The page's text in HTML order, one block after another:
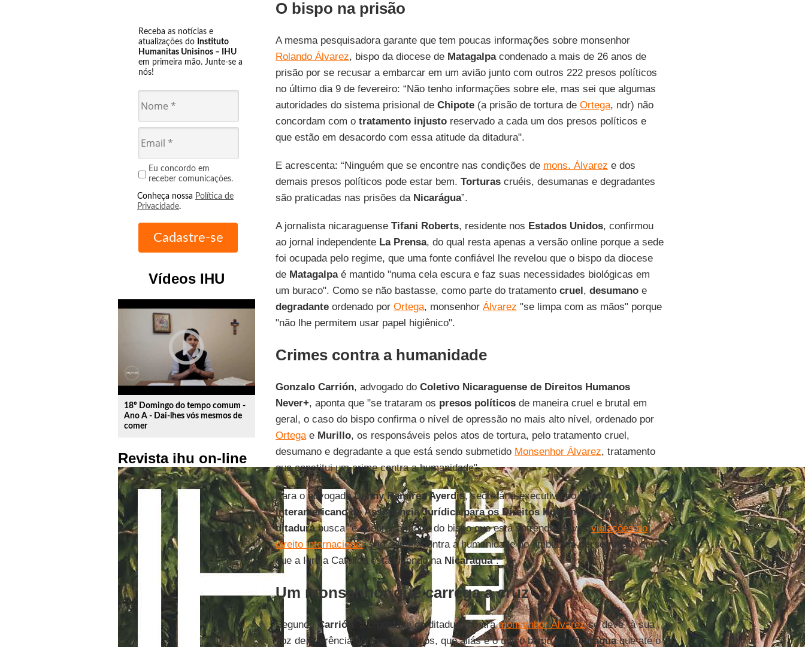
Receba as notícias e
atualizações do Instituto
Humanitas Unisinos – IHU
em primeira mão. Junte-se a
nós!
Eu concordo em
receber comunicações.
Conheça nossa Política de
Privacidade.
Vídeos IHU
play_circle_outline
18º Domingo do tempo comum -
Ano A - Dai-lhes vós mesmos de
comer
Revista ihu on-line
O bispo na prisão
A mesma pesquisadora garante que tem poucas informações sobre monsenhor
Rolando Álvarez, bispo da diocese de Matagalpacondenado a mais de 26 anos de
prisão por se recusar a embarcar em um avião junto com outros 222 presos políticos
no último dia 9 de fevereiro: “Não tenho informações sobre ele, mas sei que algumas
autoridades do sistema prisional de Chipote(a prisão de tortura de Ortega, ndr) não
concordam com o tratamento injustoreservado a cada um dos presos políticos e
que estão em desacordo com essa atitude da ditadura".
E acrescenta: “Ninguém que se encontre nas condições de mons. Álvarez e dos
demais presos políticos pode estar bem. Torturascruéis, desumanas e degradantes
são praticadas nas prisões da Nicarágua”.
A jornalista nicaraguense Tifani Roberts, residente nos Estados Unidos, confirmou
ao jornal independente La Prensa, do qual resta apenas a versão online porque a sede
foi ocupada pelo regime, que uma fonte confiável lhe revelou que o bispo da diocese
de Matagalpaé mantido "numa cela escura e faz suas necessidades biológicas em
um buraco". Como se não bastasse, como parte do tratamento cruel, desumanoe
degradanteordenado por Ortega, monsenhor Álvarez "se limpa com as mãos" porque
"não lhe permitem usar papel higiênico".
Crimes contra a humanidade
Gonzalo Carrión, advogado do Coletivo Nicaraguense de Direitos Humanos
Never+, aponta que "se trataram os presos políticosde maneira cruel e brutal em
geral, o caso do bispo confirma o nível de opressão no mais alto nível, ordenado por
Ortegae Murillo, os responsáveis pelos atos de tortura, pelo tratamento cruel,
desumano e degradante a que está sendo submetido Monsenhor Álvarez, tratamento
que constitui um crime contra a humanidade".
Para o advogadoDanny Ramírez Ayerdis, secretário-executivo doCentro
Interamericano de Assistência Jurídica para os Direitos Humanos, o que a
ditadurabusca "é quebrar a moral do bispo que está sofrendo gravesviolações do
direito internacional, são crimes contra a humanidade no âmbito daperseguiçãogeral
que a Igreja Católica está vivendo na Nicarágua".
Um monsenhor que carrega a cruz
SegundoCarrión , a crueldade da ditadura contramonsenhor Álvarezse deve "à sua
voz de coerência com os oprimidos, que aliás é o único bispo da
Nicaráguaque até o